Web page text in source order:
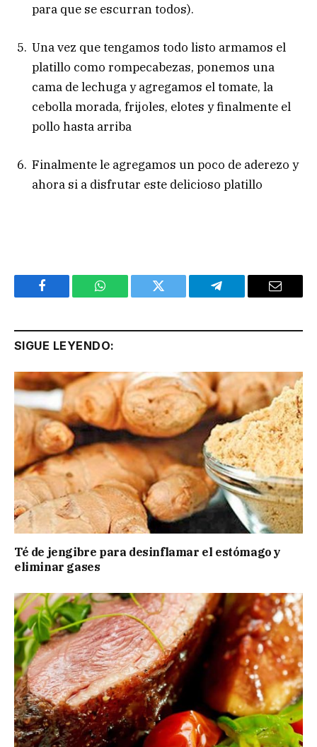
para que se escurran todos).
Una vez que tengamos todo listo armamos el
platillo como rompecabezas, ponemos una
cama de lechuga y agregamos el tomate, la
cebolla morada, frijoles, elotes y finalmente el
pollo hasta arriba
Finalmente le agregamos un poco de aderezo y
ahora si a disfrutar este delicioso platillo
Facebook WhatsApp Twitter Telegram Email
SIGUE LEYENDO:
Té de jengibre para desinflamar el estómago y
eliminar gases